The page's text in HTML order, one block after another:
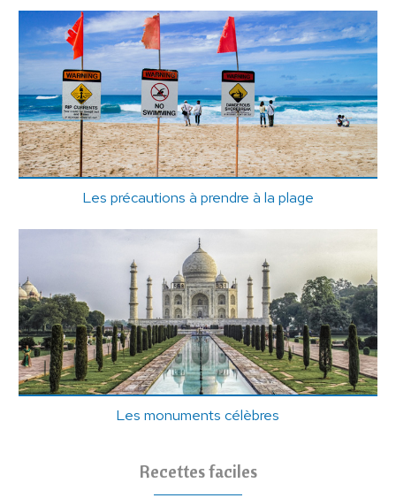
Les précautions à prendre à la plage
Les monuments célèbres
Recettes faciles